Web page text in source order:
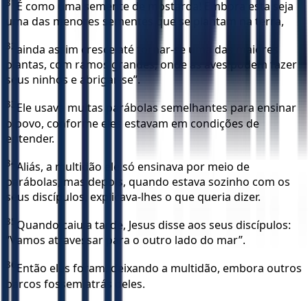
31
É como uma semente de mostarda! Embora esta seja
uma das menores sementes que se plantam na terra,
32 ainda assim cresce até tornar-se uma das maiores
plantas, com ramos grandes, onde as aves podem fazer
seus ninhos e abrigar-se”.
33 Ele usava muitas parábolas semelhantes para ensinar
o povo, conforme eles estavam em condições de
entender.
34 Aliás, a multidão ele só ensinava por meio de
parábolas, mas depois, quando estava sozinho com os
seus discípulos, explicava-lhes o que queria dizer.
35 Quando caiu a tarde, Jesus disse aos seus discípulos:
“Vamos atravessar para o outro lado do mar”.
36 Então eles foram, deixando a multidão, embora outros
barcos fossem atrás deles.